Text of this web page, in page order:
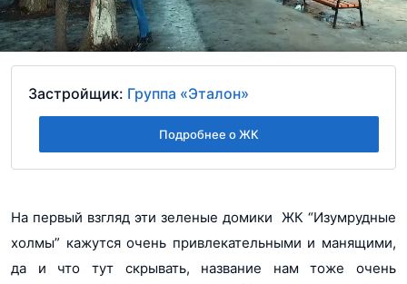
Застройщик: Группа «Эталон»
Подробнее о ЖК
На первый взгляд эти зеленые домики ЖК “Изумрудные
холмы” кажутся очень привлекательными и манящими,
да и что тут скрывать, название нам тоже очень